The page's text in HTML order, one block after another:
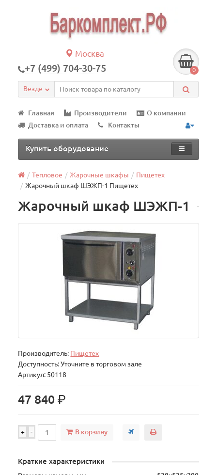
Москва
+7 (499) 704-30-75 0
Везде
Главная Производители
О компании
Доставка и оплата
Контакты
Купить оборудование
Тепловое Жарочные шкафы
Пищетех
Жарочный шкаф ШЭЖП-1 Пищетех
Жарочный шкаф ШЭЖП-1
Производитель: Пищетех
Доступность: Уточните в торговом зале
Артикул: 50118
47 840р.
+ - В корзину
Краткие характеристики